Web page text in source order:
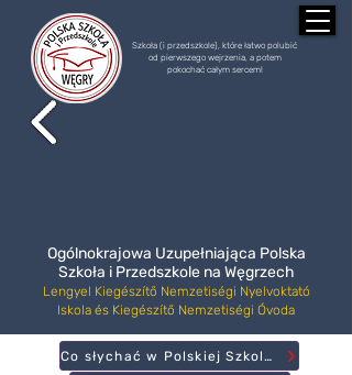
Szkoła (i przedszkole), które łatwo polubić
od pierwszego wejrzenia, a potem
pokochać całym sercem!
Ogólnokrajowa Uzupełniająca Polska
Szkoła i Przedszkole na Węgrzech
Lengyel Kiegészítő Nemzetiségi Nyelvoktató
Iskola és Kiegészítő Nemzetiségi Óvoda
Co słychać w Polskiej Szkole?